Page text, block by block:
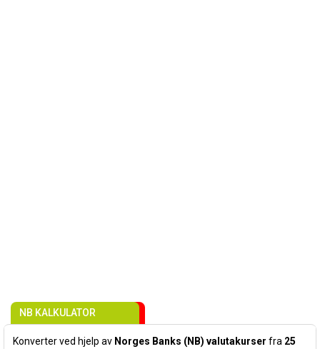
NB KALKULATOR
Konverter ved hjelp av Norges Banks (NB) valutakurser fra 25